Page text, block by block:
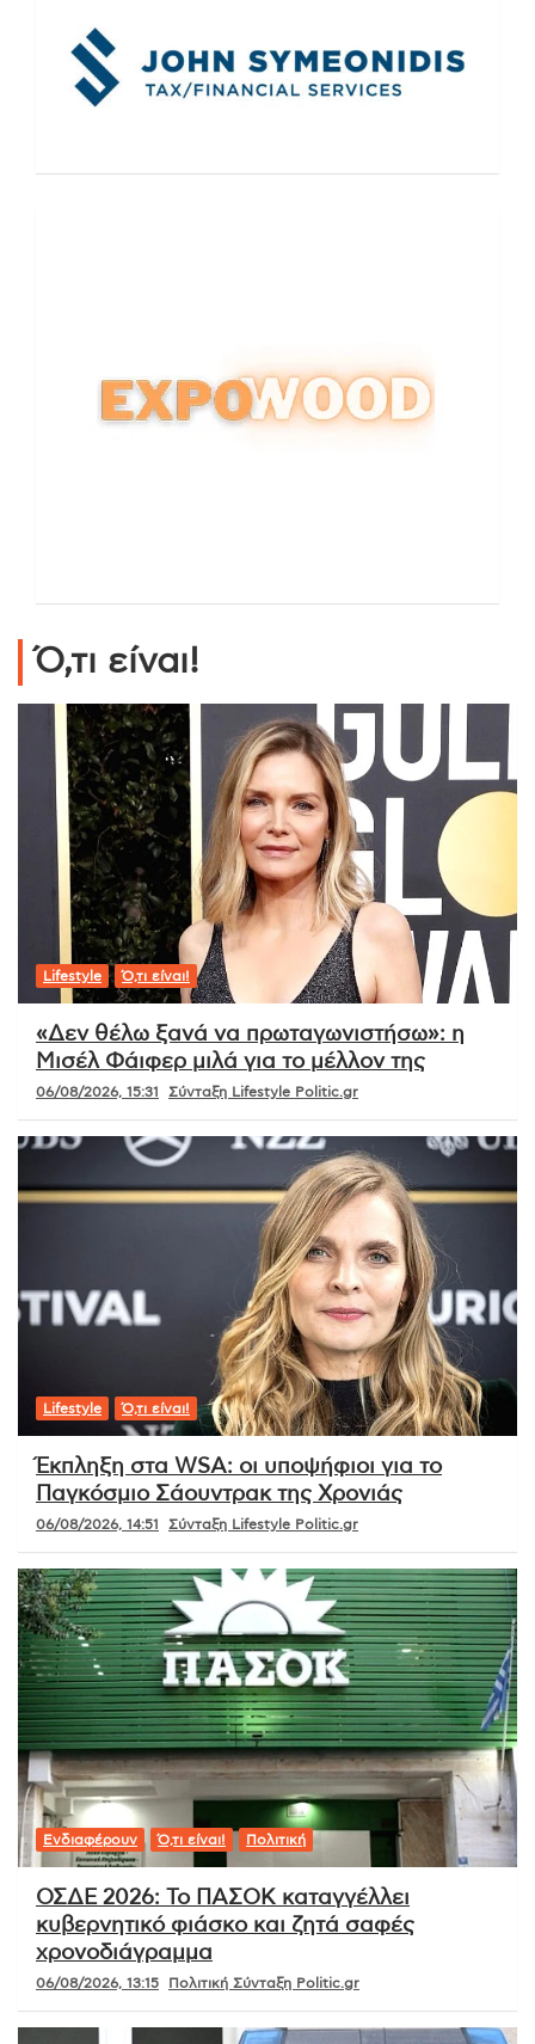
Ό,τι είναι!
Lifestyle Ό,τι είναι!
«Δεν θέλω ξανά να πρωταγωνιστήσω»: η
Μισέλ Φάιφερ μιλά για το μέλλον της
06/08/2026, 15:31 Σύνταξη Lifestyle Politic.gr
Lifestyle Ό,τι είναι!
Έκπληξη στα WSA: οι υποψήφιοι για το
Παγκόσμιο Σάουντρακ της Χρονιάς
06/08/2026, 14:51 Σύνταξη Lifestyle Politic.gr
Ενδιαφέρουν Ό,τι είναι! Πολιτική
ΟΣΔΕ 2026: Το ΠΑΣΟΚ καταγγέλλει
κυβερνητικό φιάσκο και ζητά σαφές
χρονοδιάγραμμα
06/08/2026, 13:15 Πολιτική Σύνταξη Politic.gr